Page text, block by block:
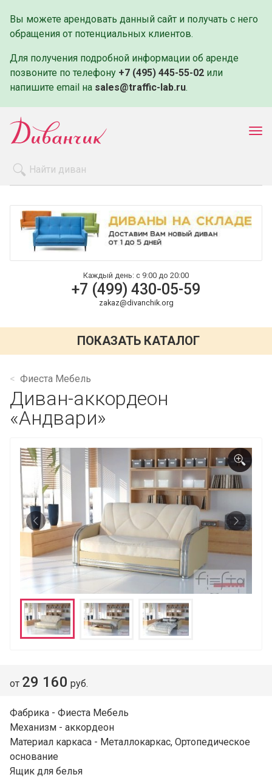
Вы можете арендовать данный сайт и получать с него
обращения от потенциальных клиентов.
Для получения подробной информации об аренде
позвоните по телефону +7 (495) 445-55-02 или
напишите email на sales@traffic-lab.ru.
Оплата и доставка
Контакты
Каждый день: с 9:00 до 20:00
+7 (499) 430-05-59
zakaz@divanchik.org
ПОКАЗАТЬ КАТАЛОГ
Фиеста Мебель
Диван-аккордеон
«Андвари»
от 29 160 руб.
Фабрика - Фиеста Мебель
Механизм - аккордеон
Материал каркаса - Металлокаркас, Ортопедическое
основание
Ящик для белья